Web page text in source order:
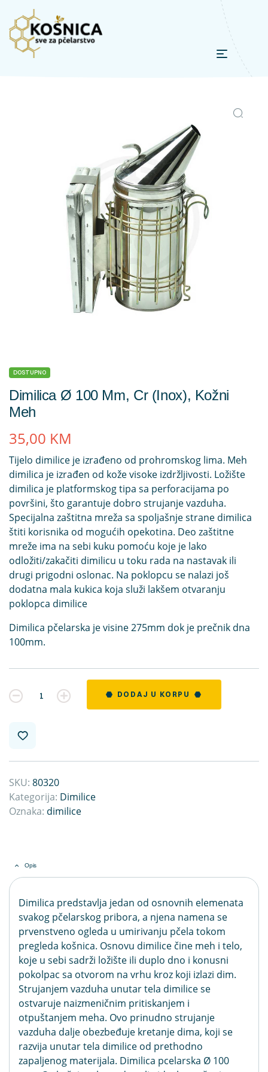
DOSTUPNO
Dimilica Ø 100 Mm, Cr (inox), Kožni
Meh
35,00 KM
Tijelo dimilice je izrađeno od prohromskog lima. Meh
dimilica je izrađen od kože visoke izdržljivosti. Ložište
dimilica je platformskog tipa sa perforacijama po
površini, što garantuje dobro strujanje vazduha.
Specijalna zaštitna mreža sa spoljašnje strane dimilica
štiti korisnika od mogućih opekotina. Deo zaštitne
mreže ima na sebi kuku pomoću koje je lako
odložiti/zakačiti dimilicu u toku rada na nastavak ili
drugi prigodni oslonac. Na poklopcu se nalazi još
dodatna mala kukica koja služi lakšem otvaranju
poklopca dimilice
Dimilica pčelarska je visine 275mm dok je prečnik dna
100mm.
Kvantitet DODAJ U KORPU
SKU: 80320
Kategorija: Dimilice
Oznaka: dimilice
Opis
Dimilica predstavlja jedan od osnovnih elemenata
svakog pčelarskog pribora, a njena namena se
prvenstveno ogleda u umirivanju pčela tokom
pregleda košnica. Osnovu dimilice čine meh i telo,
koje u sebi sadrži ložište ili duplo dno i konusni
pokolpac sa otvorom na vrhu kroz koji izlazi dim.
Strujanjem vazduha unutar tela dimilice se
ostvaruje naizmeničnim pritiskanjem i
otpuštanjem meha. Ovo prinudno strujanje
vazduha dalje obezbeđuje kretanje dima, koji se
razvija unutar tela dimilice od prethodno
zapaljenog materijala. Dimilica pcelarska Ø 100